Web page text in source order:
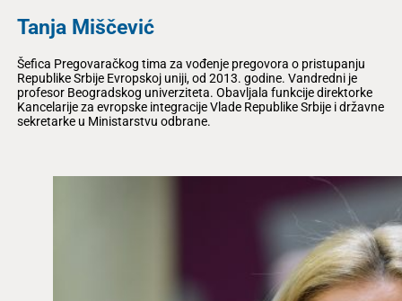
Tanja Miščević
Šefica Pregovaračkog tima za vođenje pregovora o pristupanju
Republike Srbije Evropskoj uniji, od 2013. godine. Vandredni je
profesor Beogradskog univerziteta. Obavljala funkcije direktorke
Kancelarije za evropske integracije Vlade Republike Srbije i državne
sekretarke u Ministarstvu odbrane.